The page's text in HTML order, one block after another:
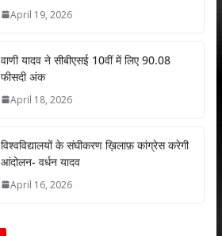
April 19, 2026
वाणी यादव ने सीबीएसई 10वीं में लिए 90.08
फीसदी अंक
April 18, 2026
विश्वविद्यालयों के संघीकरण ख़िलाफ़ कांग्रेस करेगी
आंदोलन- वर्धन यादव
April 16, 2026